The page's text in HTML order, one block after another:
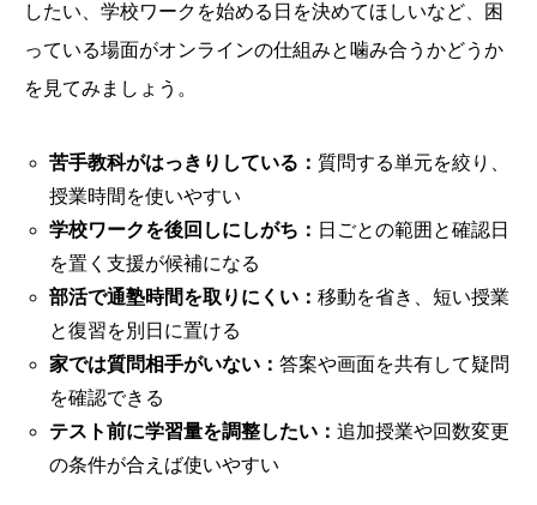
したい、学校ワークを始める日を決めてほしいなど、困
っている場面がオンラインの仕組みと噛み合うかどうか
を見てみましょう。
苦手教科がはっきりしている： 質問する単元を絞り、
授業時間を使いやすい
学校ワークを後回しにしがち： 日ごとの範囲と確認日
を置く支援が候補になる
部活で通塾時間を取りにくい： 移動を省き、短い授業
と復習を別日に置ける
家では質問相手がいない： 答案や画面を共有して疑問
を確認できる
テスト前に学習量を調整したい： 追加授業や回数変更
の条件が合えば使いやすい